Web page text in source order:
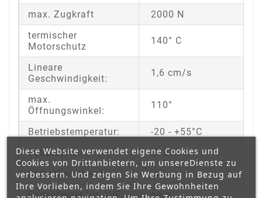
max. Zugkraft
2000 N
termischer
Motorschutz
140° C
Lineare
Geschwindigkeit:
1,6 cm/s
max.
Öffnungswinkel:
110°
Betriebstemperatur:
-20 - +55°C
Schutzart:
IP 54
Selbsthemmend:
ja
Endschalter für AUF:
nein
Diese Website verwendet eigene Cookies und
Cookies von Drittanbietern, um unsereDienste zu
verbessern. Und zeigen Sie Werbung in Bezug auf
Ihre Vorlieben, indem Sie Ihre Gewohnheiten